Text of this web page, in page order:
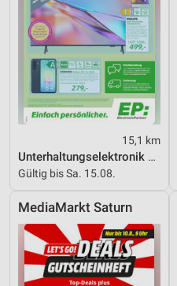
15,1 km
Unterhaltungselektronik 08/2026
Gültig bis Sa. 15.08.
MediaMarkt Saturn
Notwendig
Performance
Funktional
Werbung